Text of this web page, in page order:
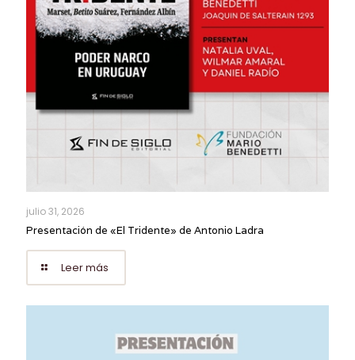
julio 31, 2026
Presentación de «El Tridente» de Antonio Ladra
Leer más